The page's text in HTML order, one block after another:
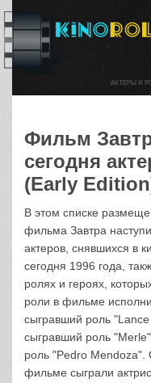
Фильм
сегодня
(Early
В этом списке
фильма Завтра
актеров, снявшихся в
сегодня 1996 года,
ролях и героях,
роли в фильме
сыгравший роль "Lance
сыгравший роль "Merle",
роль "Pedro Mendoza".
фильме сыграли
АКТЕРЫ И